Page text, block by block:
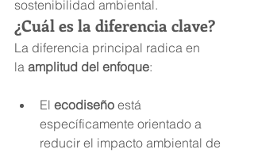
sostenibilidad ambiental.
¿Cuál es la diferencia clave?
La diferencia principal radica en
la amplitud del enfoque:
El ecodiseño está
específicamente orientado a
reducir el impacto ambiental de